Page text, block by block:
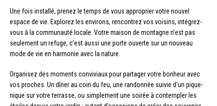
Une fois installé, prenez le temps de vous approprier votre nouvel
espace de vie. Explorez les environs, rencontrez vos voisins, intégrez-
vous à la communauté locale. Votre maison de montagne n’est pas
seulement un refuge, c’est aussi une porte ouverte sur un nouveau
mode de vie en harmonie avec la nature.
Organisez des moments conviviaux pour partager votre bonheur avec
vos proches. Un dîner au coin du feu, une randonnée suivie d’un pique-
nique sur votre terrasse, ou simplement une soirée à contempler les